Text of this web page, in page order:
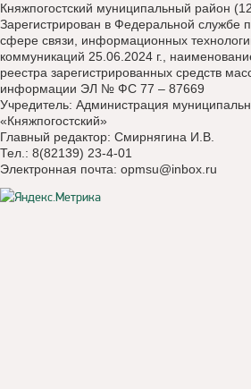
Княжпогостский муниципальный район
Зарегистрирован в Федеральной службе
сфере связи, информационных
коммуникаций 25.06.2024 г.,
реестра зарегистрированных средств
информации ЭЛ № ФС 77 – 87669
Учредитель: Администрация
«Княжпогостский»
Главный редактор: Смирнягина И.В.
Тел.: 8(82139) 23-4-01
Электронная почта: opmsu@inbox.ru